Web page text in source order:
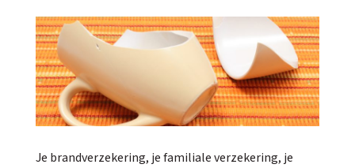
Je brandverzekering, je familiale verzekering, je